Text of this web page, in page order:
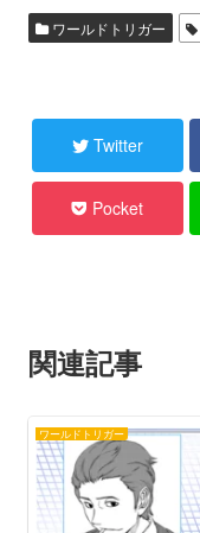
ワールドトリガー
Twitter
Pocket
関連記事
ワールドトリガー